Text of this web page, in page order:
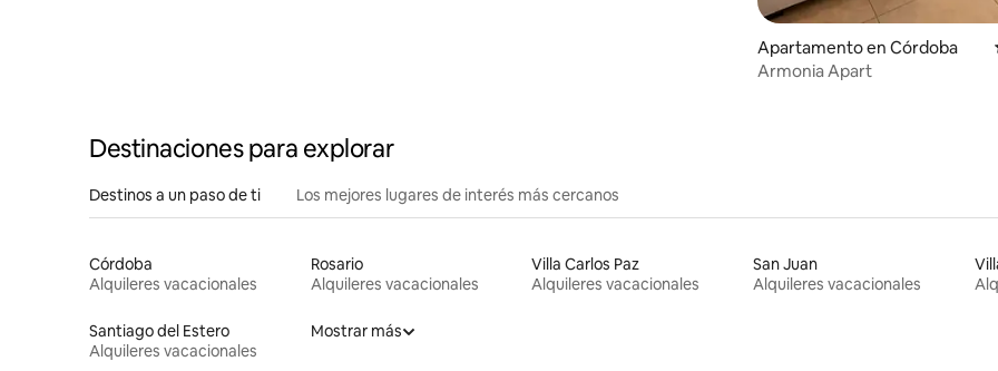
Apartamento en Córdoba
Armonia Apart
Destinaciones para explorar
Destinos a un paso de ti Los mejores lugares de interés más cercanos
Córdoba
Alquileres vacacionales
Rosario
Alquileres vacacionales
Villa Carlos Paz
Alquileres vacacionales
San Juan
Alquileres vacacionales
Santiago del Estero
Alquileres vacacionales
Mostrar más